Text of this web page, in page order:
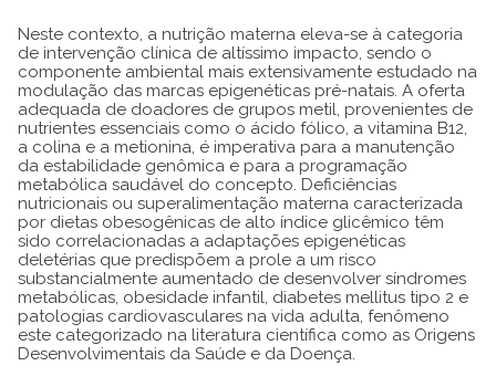
Neste contexto, a nutrição materna eleva-se à categoria
de intervenção clínica de altíssimo impacto, sendo o
componente ambiental mais extensivamente estudado na
modulação das marcas epigenéticas pré-natais. A oferta
adequada de doadores de grupos metil, provenientes de
nutrientes essenciais como o ácido fólico, a vitamina B12,
a colina e a metionina, é imperativa para a manutenção
da estabilidade genômica e para a programação
metabólica saudável do concepto. Deficiências
nutricionais ou superalimentação materna caracterizada
por dietas obesogênicas de alto índice glicêmico têm
sido correlacionadas a adaptações epigenéticas
deletérias que predispõem a prole a um risco
substancialmente aumentado de desenvolver síndromes
metabólicas, obesidade infantil, diabetes mellitus tipo 2 e
patologias cardiovasculares na vida adulta, fenômeno
este categorizado na literatura científica como as Origens
Desenvolvimentais da Saúde e da Doença.